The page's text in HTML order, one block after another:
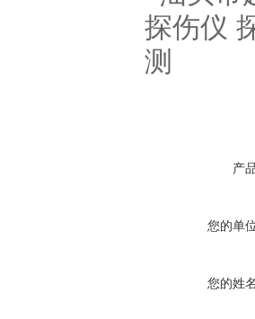
产
您的单
您的姓